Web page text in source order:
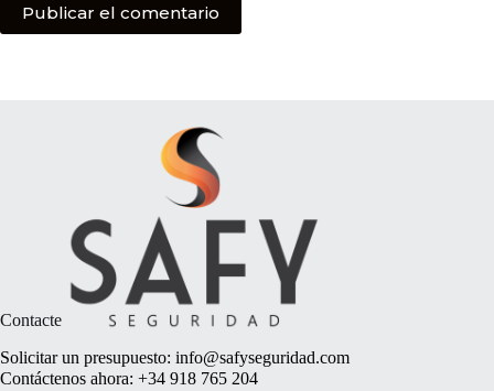
Publicar el comentario
Contacte
Solicitar un presupuesto: info@safyseguridad.com
Contáctenos ahora: +34 918 765 204